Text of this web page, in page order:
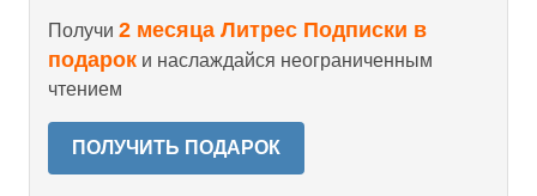
Получи 2 месяца Литрес Подписки в
подарок и наслаждайся неограниченным
чтением
ПОЛУЧИТЬ ПОДАРОК